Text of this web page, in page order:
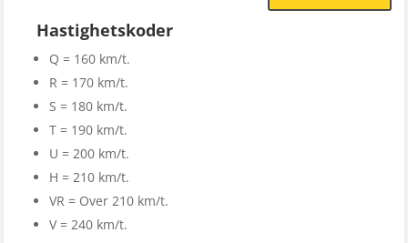
Hastighetskoder
Q = 160 km/t.
R = 170 km/t.
S = 180 km/t.
T = 190 km/t.
U = 200 km/t.
H = 210 km/t.
VR = Over 210 km/t.
V = 240 km/t.